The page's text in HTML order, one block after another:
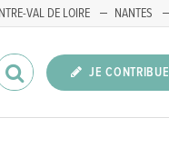
VAL DE LOIRE NANTES
JE CONTRIBUE